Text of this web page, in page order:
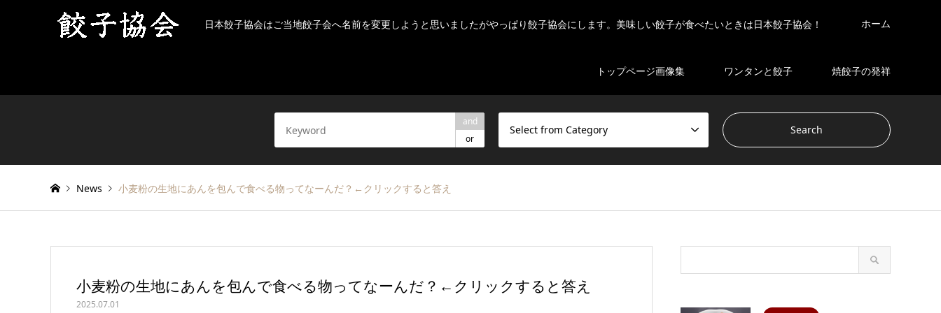
日本餃子協会はご当地餃子会へ名前を変更しようと思いましたがやっぱり餃子協会にします。美味しい餃子が食べたいときは日本餃子協会！ ホーム
トップページ画像集 ワンタンと餃子 焼餃子の発祥
and
or
Select from Category
News 小麦粉の生地にあんを包んで食べる物ってなーんだ？←クリックすると答え
小麦粉の生地にあんを包んで食べる物ってなーんだ？←クリックすると答え
2025.07.01